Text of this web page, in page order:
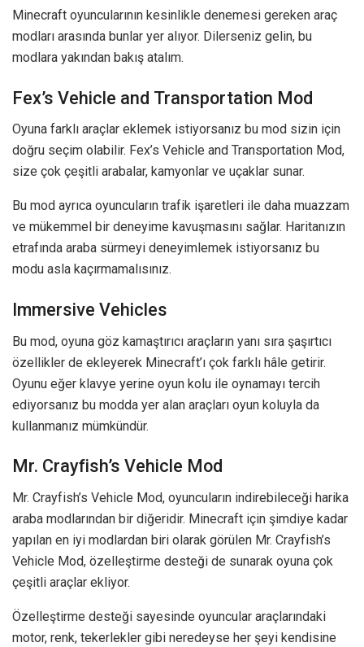
Minecraft oyuncularının kesinlikle denemesi gereken araç
modları arasında bunlar yer alıyor. Dilerseniz gelin, bu
modlara yakından bakış atalım.
Fex’s Vehicle and Transportation Mod
Oyuna farklı araçlar eklemek istiyorsanız bu mod sizin için
doğru seçim olabilir. Fex’s Vehicle and Transportation Mod,
size çok çeşitli arabalar, kamyonlar ve uçaklar sunar.
Bu mod ayrıca oyuncuların trafik işaretleri ile daha muazzam
ve mükemmel bir deneyime kavuşmasını sağlar. Haritanızın
etrafında araba sürmeyi deneyimlemek istiyorsanız bu
modu asla kaçırmamalısınız.
Immersive Vehicles
Bu mod, oyuna göz kamaştırıcı araçların yanı sıra şaşırtıcı
özellikler de ekleyerek Minecraft’ı çok farklı hâle getirir.
Oyunu eğer klavye yerine oyun kolu ile oynamayı tercih
ediyorsanız bu modda yer alan araçları oyun koluyla da
kullanmanız mümkündür.
Mr. Crayfish’s Vehicle Mod
Mr. Crayfish’s Vehicle Mod, oyuncuların indirebileceği harika
araba modlarından bir diğeridir. Minecraft için şimdiye kadar
yapılan en iyi modlardan biri olarak görülen Mr. Crayfish’s
Vehicle Mod, özelleştirme desteği de sunarak oyuna çok
çeşitli araçlar ekliyor.
Özelleştirme desteği sayesinde oyuncular araçlarındaki
motor, renk, tekerlekler gibi neredeyse her şeyi kendisine